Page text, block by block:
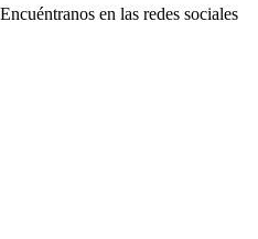
Encuéntranos en las redes sociales